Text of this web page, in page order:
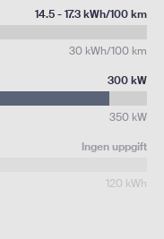
14.5 - 17.3 kWh/100 km
30 kWh/100 km
300 kW
350 kW
Ingen uppgift
120 kWh